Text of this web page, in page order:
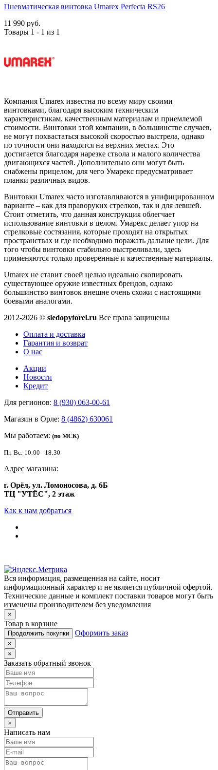
Пневматическая винтовка Umarex Perfecta RS26
11 990 руб.
Товары 1 - 1 из 1
Компания Umarex известна по всему миру своими
винтовками, благодаря высоким техническим
характеристикам, качественным материалам и приемлемой
стоимости. Винтовки этой компании, в большинстве случаев,
не могут похвастаться высокой скоростью выстрела, однако
по точности они находятся на верхних местах. Это
достигается благодаря нарезке ствола и малого количества
двигающихся частей. Дополнительно они могут быть
снабжены прицелом, для чего Умарекс предусматривает
планки различных видов.
Винтовки Umarex часто изготавливаются в унифицированном
варианте – как для праворуких стрелков, так и для левшей.
Стоит отметить, что данная конструкция облегчает
использование винтовки в целом. Умарекс делает упор на
стрелковые состязания, которые проходят на открытых
пространствах и где необходимо поражать дальние цели. Для
того чтобы винтовки стабильно выстреливали, здесь
применяются только проверенные и качественные материалы.
Umarex не ставит своей целью идеально скопировать
существующее оружие известных брендов, однако
большинство винтовок внешне очень схожи с настоящими
боевыми аналогами.
2012-2026 © sledopytorel.ru Все права защищены
Оплата и доставка
Гарантия и возврат
О нас
Акции
Новости
Кредит
Для регионов: 8 (930) 063-00-61
Магазин в Орле: 8 (4862) 630061
Мы работаем: (по МСК)
Пн-Вс: 10:00 - 18:30
Адрес магазина:
г. Орёл, ул. Ломоносова, д. 6Б
ТЦ "УТЁС", 2 этаж
Как к нам добраться
Вся информация, размещенная на сайте, носит
информационный характер и не является публичной офертой.
Технические данные и комплект поставки товаров могут быть
изменены производителем без уведомления
×
Товар в корзине
Продолжить покупки Оформить заказ
×
×
Заказать обратный звонок
Отправить
×
Написать нам